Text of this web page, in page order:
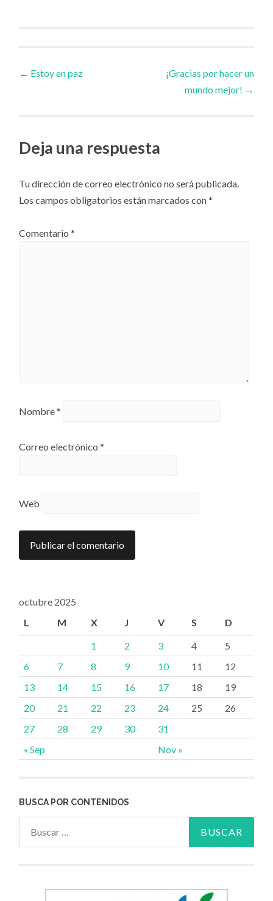
Navegador
artículos
← Estoy en paz
¡Gracias por hacer un
mundo mejor! →
Deja una respuesta
Tu dirección de correo electrónico no será publicada.
Los campos obligatorios están marcados con*
Comentario*
Nombre*
Correo electrónico*
Web
octubre 2025
L
M X J V S D
« Sep Nov »
1 2 3 4
5
6
7 8 9 10 11
12
13
14 15 16 17 18
19
20
21 22 23 24 25
26
27
28 29 30 31
BUSCA POR CONTENIDOS